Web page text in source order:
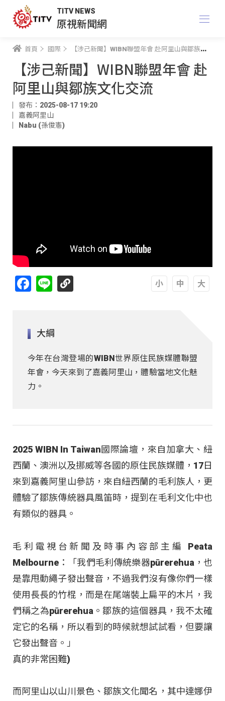
TITV NEWS
原視新聞網
首頁 國際 【涉己新聞】WIBN聯盟年會 赴阿里山與鄒族文化交流
【涉己新聞】WIBN聯盟年會 赴
阿里山與鄒族文化交流
發布：2025-08-17 19:20
嘉義阿里山
Nabu (孫俊憲)
Facebook
Line
大綱
今年在台灣登場的WIBN世界原住民族媒體聯盟
年會，今天來到了嘉義阿里山，體驗當地文化魅
力。
2025 WIBN In Taiwan國際論壇，來自加拿大、紐
西蘭、澳洲以及挪威等各國的原住民族媒體，17日
來到嘉義阿里山參訪，來自紐西蘭的毛利族人，更
體驗了鄒族傳統器具風笛時，提到在毛利文化中也
有類似的器具。
毛利電視台新聞及時事內容部主編 Peata
Melbourne：「我們毛利傳統樂器pūrerehua，也
是靠甩動繩子發出聲音，不過我們沒有像你們一樣
使用長長的竹棍，而是在尾端裝上扁平的木片，我
們稱之為pūrerehua。鄒族的這個器具，我不太確
定它的名稱，所以看到的時候就想試試看，但要讓
它發出聲音。」
真的非常困難)
而阿里山以山川景色、鄒族文化聞名，其中達娜伊